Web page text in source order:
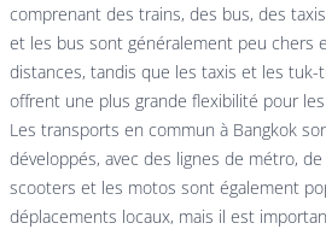
comprenant des trains, des bus, des
et les bus sont généralement peu chers
distances, tandis que les taxis et les
offrent une plus grande flexibilité pour
Les transports en commun à Bangkok
développés, avec des lignes de métro,
scooters et les motos sont également
déplacements locaux, mais il est